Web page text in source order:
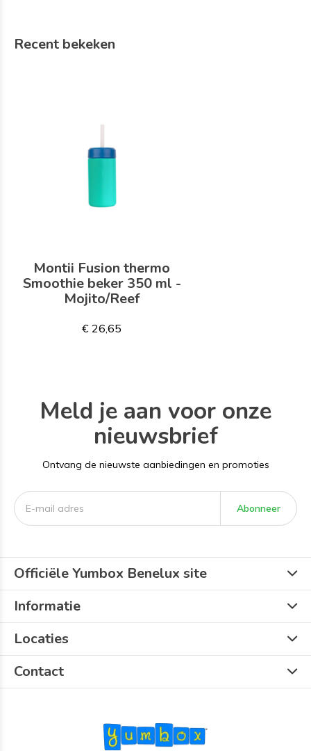
Recent bekeken
Montii Fusion thermo
Smoothie beker 350 ml -
Mojito/Reef
€ 26,65
Meld je aan voor onze
nieuwsbrief
Ontvang de nieuwste aanbiedingen en promoties
Abonneer
Officiële Yumbox Benelux site
Informatie
Locaties
Contact